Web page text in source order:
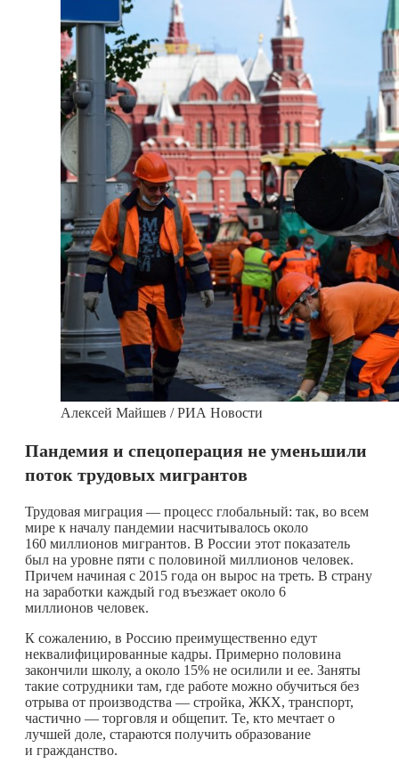
Алексей Майшев / РИА Новости
Пандемия и спецоперация не уменьшили
поток трудовых мигрантов
Трудовая миграция — процесс глобальный: так, во всем
мире к началу пандемии насчитывалось около
160 миллионов мигрантов. В России этот показатель
был на уровне пяти с половиной миллионов человек.
Причем начиная с 2015 года он вырос на треть. В страну
на заработки каждый год въезжает около 6
миллионов человек.
К сожалению, в Россию преимущественно едут
неквалифицированные кадры. Примерно половина
закончили школу, а около 15% не осилили и ее. Заняты
такие сотрудники там, где работе можно обучиться без
отрыва от производства — стройка, ЖКХ, транспорт,
частично — торговля и общепит. Те, кто мечтает о
лучшей доле, стараются получить образование
и гражданство.